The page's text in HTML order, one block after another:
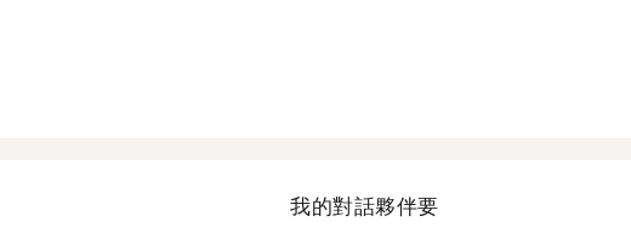
我的對話夥伴要